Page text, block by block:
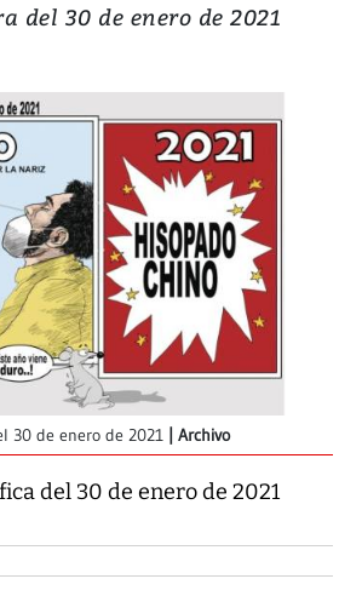
del 30 de enero de 2021
30 de enero de 2021 Archivo
del 30 de enero de 2021